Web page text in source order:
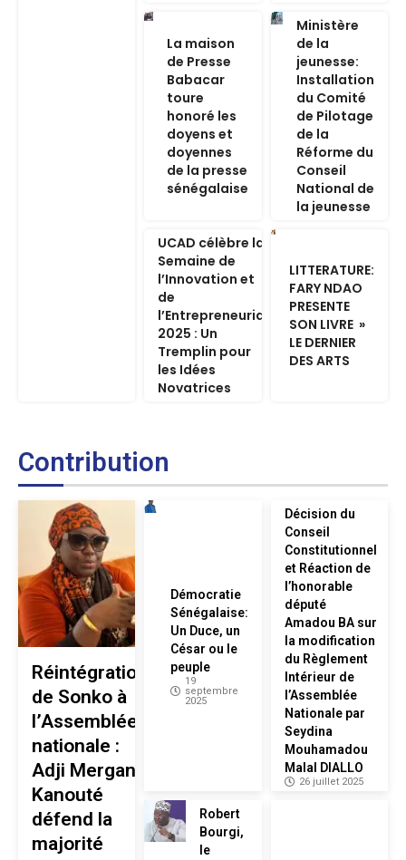
La maison
de Presse
Babacar
toure
honoré les
doyens et
doyennes
de la presse
sénégalaise
Ministère
de la
jeunesse:
Installation
du Comité
de Pilotage
de la
Réforme du
Conseil
National de
la jeunesse
UCAD célèbre la
Semaine de
l’Innovation et
de
l’Entrepreneuriat
2025 : Un
Tremplin pour
les Idées
Novatrices
LITTERATURE:
FARY NDAO
PRESENTE
SON LIVRE »
LE DERNIER
DES ARTS
Contribution
Réintégration
de Sonko à
l’Assemblée
nationale :
Adji Mergane
Kanouté
défend la
majorité
Démocratie
Sénégalaise:
Un Duce, un
César ou le
peuple
19
septembre
2025
Décision du
Conseil
Constitutionnel
et Réaction de
l’honorable
député
Amadou BA sur
la modification
du Règlement
Intérieur de
l’Assemblée
Nationale par
Seydina
Mouhamadou
Malal DIALLO
26 juillet 2025
Robert
Bourgi,
le